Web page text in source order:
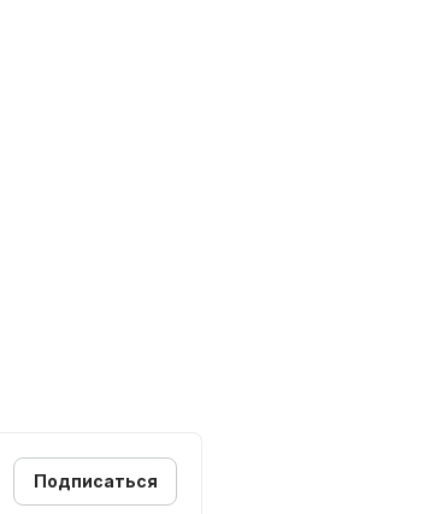
Подписаться